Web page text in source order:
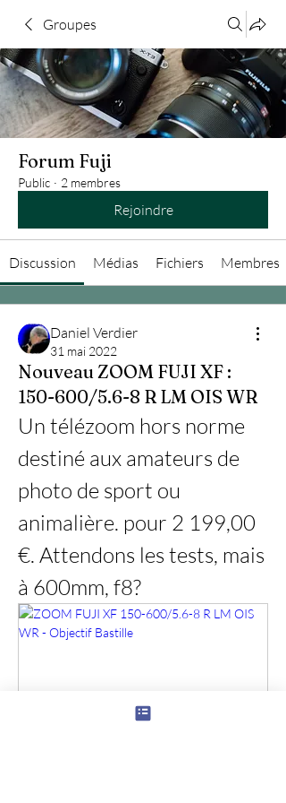
Groupes
Forum Fuji
Public · 2 membres
Rejoindre
Discussion Médias Fichiers Membres
Daniel Verdier
31 mai 2022
Nouveau ZOOM FUJI XF :
150-600/5.6-8 R LM OIS WR
Un télézoom hors norme
destiné aux amateurs de
photo de sport ou
animalière. pour 2 199,00
€. Attendons les tests, mais
à 600mm, f8?